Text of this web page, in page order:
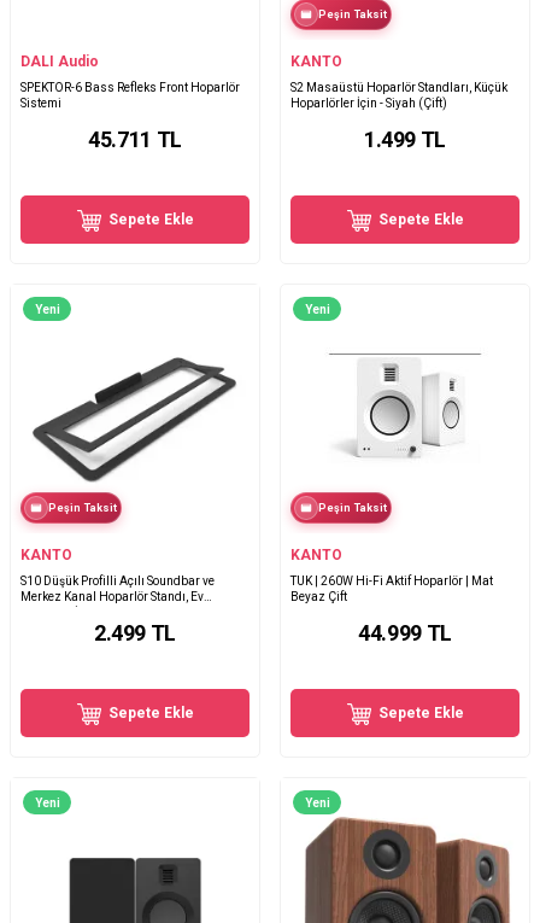
DALI Audio
SPEKTOR-6 Bass Refleks Front Hoparlör
Sistemi
45.711 TL
Sepete Ekle
Peşin Taksit
KANTO
S2 Masaüstü Hoparlör Standları, Küçük
Hoparlörler İçin - Siyah (Çift)
1.499 TL
Sepete Ekle
Yeni
Peşin Taksit
KANTO
S10 Düşük Profilli Açılı Soundbar ve
Merkez Kanal Hoparlör Standı, Ev
2.499 TL
Sepete Ekle
Yeni
Peşin Taksit
KANTO
TUK | 260W Hi-Fi Aktif Hoparlör | Mat
Beyaz Çift
44.999TL
Sepete Ekle
Yeni Yeni